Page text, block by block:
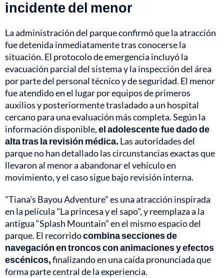
incidente del menor
La administración del parque confirmó que la atracción
fue detenida inmediatamente tras conocerse la
situación. El protocolo de emergencia incluyó la
evacuación parcial del sistema y la inspección del área
por parte del personal técnico y de seguridad. El menor
fue atendido en el lugar por equipos de primeros
auxilios y posteriormente trasladado a un hospital
cercano para una evaluación más completa. Según la
información disponible,el adolescente fue dado de
alta tras la revisión médica. Las autoridades del
parque no han detallado las circunstancias exactas que
llevaron al menor a abandonar el vehículo en
movimiento, y el caso sigue bajo revisión interna.
"Tiana’s Bayou Adventure" es una atracción inspirada
en la película "La princesa y el sapo", y reemplaza a la
antigua “Splash Mountain” en el mismo espacio del
parque. El recorridocombina secciones de
navegación en troncos con animaciones y efectos
escénicos,finalizando en una caída pronunciada que
forma parte central de la experiencia.